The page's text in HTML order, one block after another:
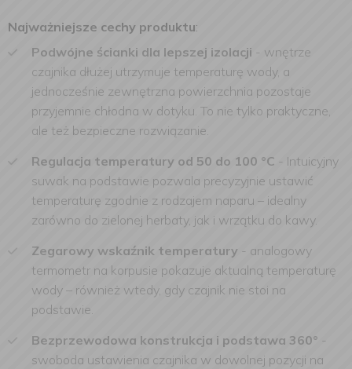
Najważniejsze cechy produktu:
Podwójne ścianki dla lepszej izolacji - wnętrze
czajnika dłużej utrzymuje temperaturę wody, a
jednocześnie zewnętrzna powierzchnia pozostaje
przyjemnie chłodna w dotyku. To nie tylko praktyczne,
ale też bezpieczne rozwiązanie.
Regulacja temperatury od 50 do 100 °C - Intuicyjny
suwak na podstawie pozwala precyzyjnie ustawić
temperaturę zgodnie z rodzajem naparu – idealny
zarówno do zielonej herbaty, jak i wrzątku do kawy.
Zegarowy wskaźnik temperatury - analogowy
termometr na korpusie pokazuje aktualną temperaturę
wody – również wtedy, gdy czajnik nie stoi na
podstawie.
Bezprzewodowa konstrukcja i podstawa 360° -
swoboda ustawienia czajnika w dowolnej pozycji na